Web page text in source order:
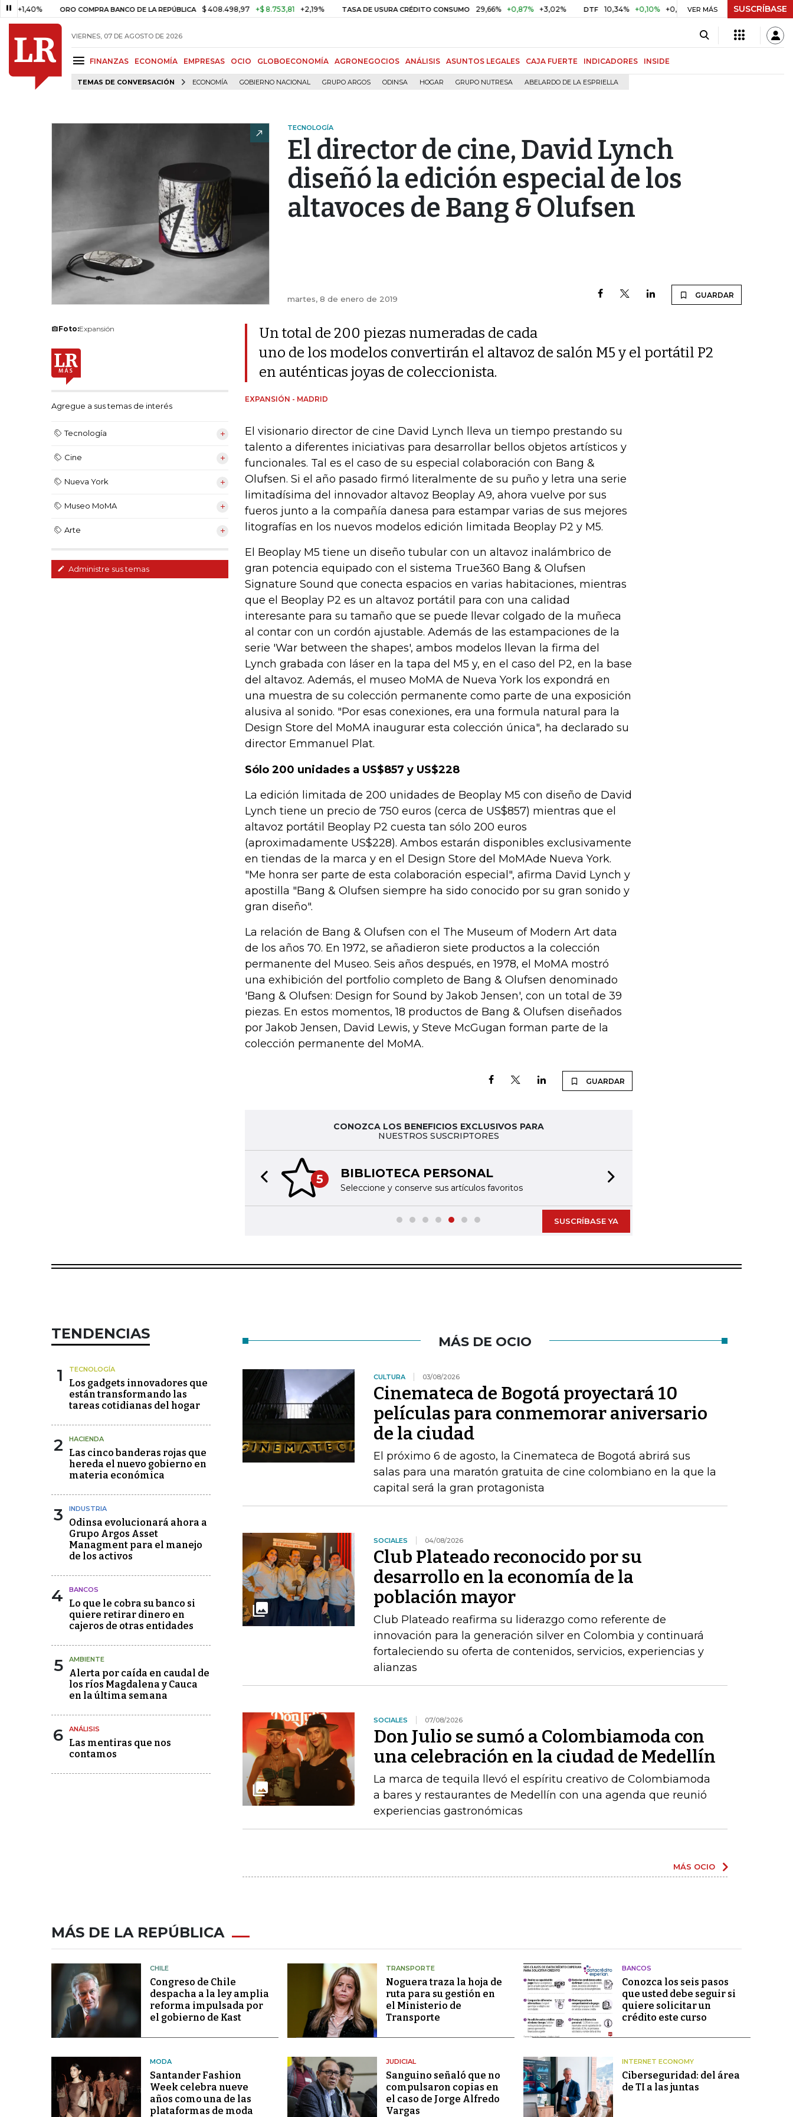
ORO COMPRA BANCO DE LA REPÚBLICA $ 408.498,97 +$ 8.753,81 +2,19% TASA DE USURA CRÉDITO CONSUMO 29,66% +0,87% +3,02% DTF 10,34% +0,10% +0,98% UVR $ 416,91 +$ 0,05 +0,01%
VER MÁS SUSCRÍBASE
VIERNES, 07 DE AGOSTO DE 2026
FINANZAS ECONOMÍA EMPRESAS OCIO GLOBOECONOMÍA AGRONEGOCIOS ANÁLISIS ASUNTOS LEGALES CAJA FUERTE INDICADORES INSIDE
TEMAS DE CONVERSACIÓN ECONOMÍA GOBIERNO NACIONAL GRUPO ARGOS ODINSA HOGAR GRUPO NUTRESA ABELARDO DE LA ESPRIELLA
TECNOLOGÍA
El director de cine, David Lynch
diseñó la edición especial de los
altavoces de Bang & Olufsen
martes, 8 de enero de 2019 GUARDAR
Foto:Expansión
Agregue a sus temas de interés
Tecnología
Cine
Nueva York
Museo MoMA
Arte
Administre sus temas
Un total de 200 piezas numeradas de cada
uno de los modelos convertirán el altavoz de salón M5 y el portátil P2
en auténticas joyas de coleccionista.
EXPANSIÓN - MADRID
El visionario director de cine David Lynch lleva un tiempo prestando su
talento a diferentes iniciativas para desarrollar bellos objetos artísticos y
funcionales. Tal es el caso de su especial colaboración con Bang &
Olufsen. Si el año pasado firmó literalmente de su puño y letra una serie
limitadísima del innovador altavoz Beoplay A9, ahora vuelve por sus
fueros junto a la compañía danesa para estampar varias de sus mejores
litografías en los nuevos modelos edición limitada Beoplay P2 y M5.
El Beoplay M5 tiene un diseño tubular con un altavoz inalámbrico de
gran potencia equipado con el sistema True360 Bang & Olufsen
Signature Sound que conecta espacios en varias habitaciones, mientras
que el Beoplay P2 es un altavoz portátil para con una calidad
interesante para su tamaño que se puede llevar colgado de la muñeca
al contar con un cordón ajustable. Además de las estampaciones de la
serie 'War between the shapes', ambos modelos llevan la firma del
Lynch grabada con láser en la tapa del M5 y, en el caso del P2, en la base
del altavoz. Además, el museo MoMA de Nueva York los expondrá en
una muestra de su colección permanente como parte de una exposición
alusiva al sonido. "Por esas conexiones, era una formula natural para la
Design Store del MoMA inaugurar esta colección única", ha declarado su
director Emmanuel Plat.
Sólo 200 unidades a US$857 y US$228
La edición limitada de 200 unidades de Beoplay M5 con diseño de David
Lynch tiene un precio de 750 euros (cerca de US$857) mientras que el
altavoz portátil Beoplay P2 cuesta tan sólo 200 euros
(aproximadamente US$228). Ambos estarán disponibles exclusivamente
en tiendas de la marca y en el Design Store del MoMAde Nueva York.
"Me honra ser parte de esta colaboración especial", afirma David Lynch y
apostilla "Bang & Olufsen siempre ha sido conocido por su gran sonido y
gran diseño".
La relación de Bang & Olufsen con el The Museum of Modern Art data
de los años 70. En 1972, se añadieron siete productos a la colección
permanente del Museo. Seis años después, en 1978, el MoMA mostró
una exhibición del portfolio completo de Bang & Olufsen denominado
'Bang & Olufsen: Design for Sound by Jakob Jensen', con un total de 39
piezas. En estos momentos, 18 productos de Bang & Olufsen diseñados
por Jakob Jensen, David Lewis, y Steve McGugan forman parte de la
colección permanente del MoMA.
GUARDAR
CONOZCA LOS BENEFICIOS EXCLUSIVOS PARA
NUESTROS SUSCRIPTORES
5 BIBLIOTECA PERSONAL
Seleccione y conserve sus artículos favoritos
Previous slide
SUSCRÍBASE YA
TENDENCIAS
1 TECNOLOGÍA
Los gadgets innovadores que
están transformando las
tareas cotidianas del hogar
2 HACIENDA
Las cinco banderas rojas que
hereda el nuevo gobierno en
materia económica
3 INDUSTRIA
Odinsa evolucionará ahora a
Grupo Argos Asset
Managment para el manejo
de los activos
4 BANCOS
Lo que le cobra su banco si
quiere retirar dinero en
cajeros de otras entidades
5 AMBIENTE
Alerta por caída en caudal de
los ríos Magdalena y Cauca
en la última semana
6 ANÁLISIS
Las mentiras que nos
contamos
MÁS DE OCIO
CULTURA 03/08/2026
Cinemateca de Bogotá proyectará 10
películas para conmemorar aniversario
de la ciudad
El próximo 6 de agosto, la Cinemateca de Bogotá abrirá sus
salas para una maratón gratuita de cine colombiano en la que la
capital será la gran protagonista
SOCIALES 04/08/2026
Club Plateado reconocido por su
desarrollo en la economía de la
población mayor
Club Plateado reafirma su liderazgo como referente de
innovación para la generación silver en Colombia y continuará
fortaleciendo su oferta de contenidos, servicios, experiencias y
alianzas
SOCIALES 07/08/2026
Don Julio se sumó a Colombiamoda con
una celebración en la ciudad de Medellín
La marca de tequila llevó el espíritu creativo de Colombiamoda
a bares y restaurantes de Medellín con una agenda que reunió
experiencias gastronómicas
MÁS OCIO
MÁS DE LA REPÚBLICA
CHILE
Congreso de Chile
despacha a la ley amplia
reforma impulsada por
el gobierno de Kast
TRANSPORTE
Noguera traza la hoja de
ruta para su gestión en
el Ministerio de
Transporte
BANCOS
Conozca los seis pasos
que usted debe seguir si
quiere solicitar un
crédito este curso
MODA
Santander Fashion
Week celebra nueve
años como una de las
plataformas de moda
JUDICIAL
Sanguino señaló que no
compulsaron copias en
el caso de Jorge Alfredo
Vargas
INTERNET ECONOMY
Ciberseguridad: del área
de TI a las juntas